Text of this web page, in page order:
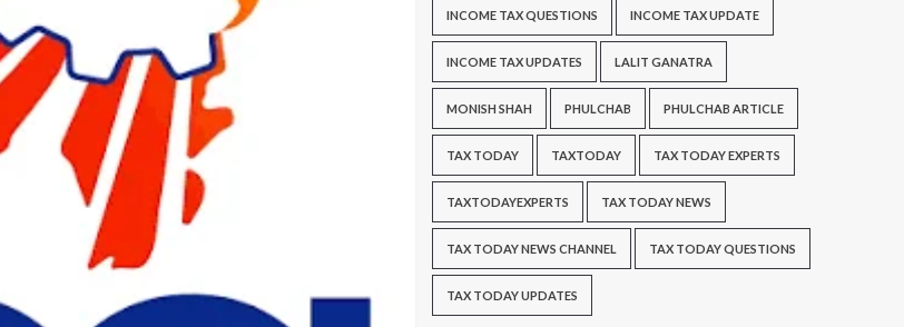
INCOME TAX QUESTIONS INCOME TAX UPDATE
INCOME TAX UPDATES LALIT GANATRA
MONISH SHAH PHULCHAB PHULCHAB ARTICLE
TAX TODAY TAXTODAY TAX TODAY EXPERTS
TAXTODAYEXPERTS TAX TODAY NEWS
TAX TODAY NEWS CHANNEL TAX TODAY QUESTIONS
TAX TODAY UPDATES